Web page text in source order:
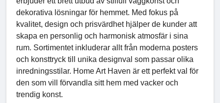
dekorativa lösningar för hemmet. Med fokus på
kvalitet, design och prisvärdhet hjälper de kunder att
skapa en personlig och harmonisk atmosfär i sina
rum. Sortimentet inkluderar allt från moderna posters
och konsttryck till unika designval som passar olika
inredningsstilar. Home Art Haven är ett perfekt val för
den som vill förvandla sitt hem med vacker och
trendig konst.